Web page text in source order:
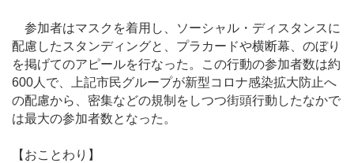
参加者はマスクを着用し、ソーシャル・ディスタンスに
配慮したスタンディングと、プラカードや横断幕、のぼり
を掲げてのアピールを行なった。この行動の参加者数は約
600人で、上記市民グループが新型コロナ感染拡大防止へ
の配慮から、密集などの規制をしつつ街頭行動したなかで
は最大の参加者数となった。
【おことわり】